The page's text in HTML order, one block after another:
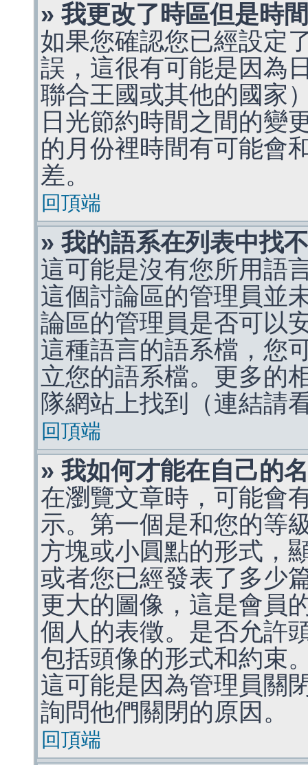
» 我更改了時區但是時
如果您確認您已經設定
誤，這很有可能是因為
聯合王國或其他的國家
日光節約時間之間的變
的月份裡時間有可能會
差。
回頂端
» 我的語系在列表中找
這可能是沒有您所用語
這個討論區的管理員並
論區的管理員是否可以
這種語言的語系檔，您
立您的語系檔。更多的
隊網站上找到（連結請
回頂端
» 我如何才能在自己的
在瀏覽文章時，可能會
示。第一個是和您的等
方塊或小圓點的形式，
或者您已經發表了多少
更大的圖像，這是會員
個人的表徵。是否允許
包括頭像的形式和約束
這可能是因為管理員關
詢問他們關閉的原因。
回頂端